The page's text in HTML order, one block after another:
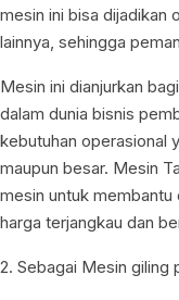
mesin ini bisa dijadikan
lainnya, sehingga
Mesin ini dianjurkan
dalam dunia bisnis
kebutuhan operasional
maupun besar. Mesin
mesin untuk membantu
harga terjangkau dan
2. Sebagai Mesin giling